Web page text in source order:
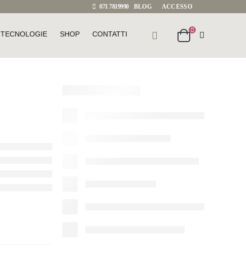
071 7819990 BLOG ACCESSO
TECNOLOGIE SHOP CONTATTI